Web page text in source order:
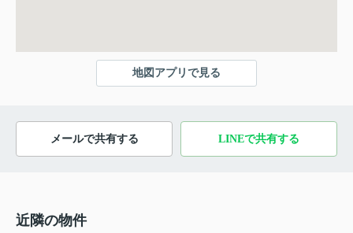
地図アプリで見る
メールで共有する LINEで共有する
近隣の物件